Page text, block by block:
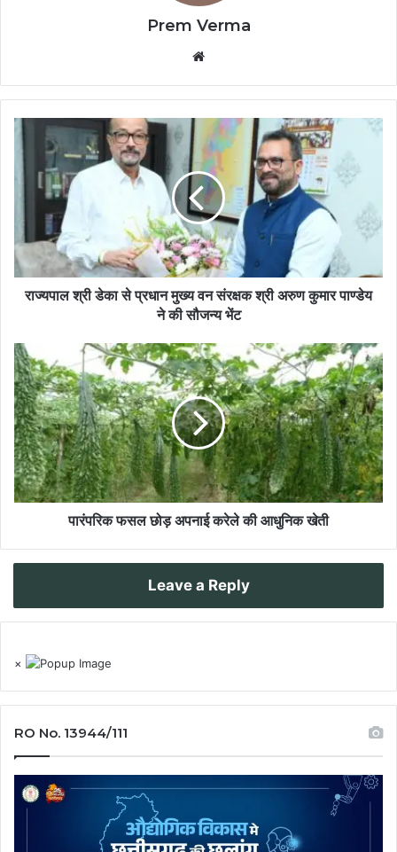
Prem Verma
राज्यपाल श्री डेका से प्रधान मुख्य वन संरक्षक श्री अरुण कुमार पाण्डेय
ने की सौजन्य भेंट
पारंपरिक फसल छोड़ अपनाई करेले की आधुनिक खेती
Leave a Reply
×
RO No. 13944/111